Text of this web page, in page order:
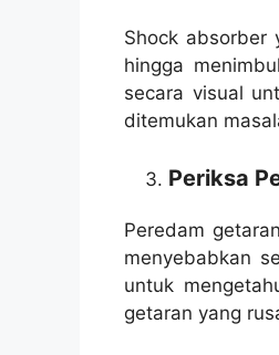
Shock absorber
hingga
secara visual
ditemukan
Periksa
Peredam
menyebabkan
untuk
getaran yang